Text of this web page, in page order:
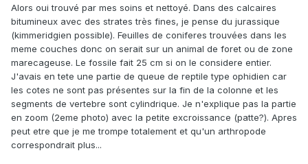
Alors oui trouvé par mes soins et nettoyé. Dans des calcaires
bitumineux avec des strates très fines, je pense du jurassique
(kimmeridgien possible). Feuilles de coniferes trouvées dans les
meme couches donc on serait sur un animal de foret ou de zone
marecageuse. Le fossile fait 25 cm si on le considere entier.
J'avais en tete une partie de queue de reptile type ophidien car
les cotes ne sont pas présentes sur la fin de la colonne et les
segments de vertebre sont cylindrique. Je n'explique pas la partie
en zoom (2eme photo) avec la petite excroissance (patte?). Apres
peut etre que je me trompe totalement et qu'un arthropode
correspondrait plus...